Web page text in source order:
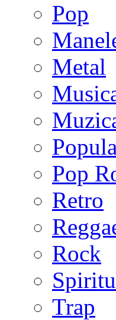
Pop
Metal
Pop
Retro
Rock
Trap